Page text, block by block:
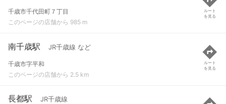
千歳市千代田町７丁目
このページの店舗から 985 m
ルート
を見る
南千歳駅 JR千歳線 など
千歳市字平和
このページの店舗から 2.5 km
ルート
を見る
長都駅 JR千歳線